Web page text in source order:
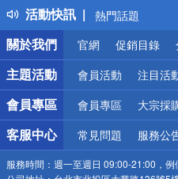
活動快訊
熱門話題
銀行優惠
偏遠地區配送
詐騙網頁！請小
關於我們
官網 促銷目錄
主題活動 會員活動 注目活
會員專區 會員專區 大宗採
客服中心 常見問題 服務公
服務時間： 週一至週日 09:00-21:00，例